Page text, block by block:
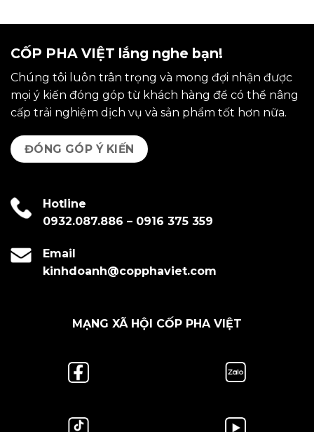
CỐP PHA VIỆT lắng nghe bạn!
Chúng tôi luôn trân trọng và mong đợi nhận được
mọi ý kiến đóng góp từ khách hàng để có thể nâng
cấp trải nghiệm dịch vụ và sản phẩm tốt hơn nữa.
ĐÓNG GÓP Ý KIẾN
Hotline
0932.087.886 – 0916 375 359
Email
kinhdoanh@copphaviet.com
MẠNG XÃ HỘI CỐP PHA VIỆT